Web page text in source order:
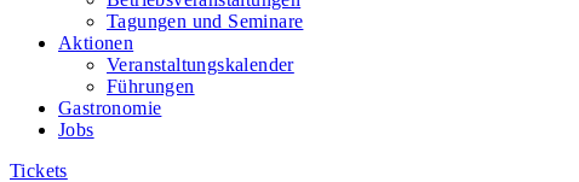
Tagungen und Seminare
Aktionen
Veranstaltungskalender
Führungen
Gastronomie
Jobs
Tickets